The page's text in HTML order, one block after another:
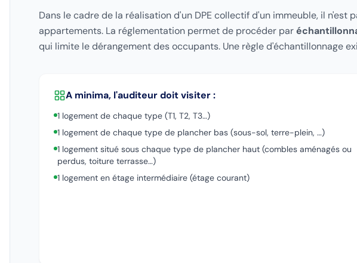
Dans le cadre de la réalisation d'un DPE collectif d'un immeuble, il n'est
appartements. La réglementation permet de procéder par
qui limite le dérangement des occupants. Une règle d'échantillonnage
A minima, l'auditeur doit visiter :
1 logement de chaque type (T1, T2, T3…)
1 logement de chaque type de plancher bas (sous-sol, terre-plein, …)
1 logement situé sous chaque type de plancher haut (combles aménagés ou
perdus, toiture terrasse…)
1 logement en étage intermédiaire (étage courant)